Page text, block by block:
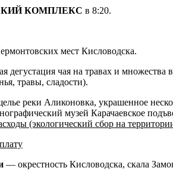
КОМПЛЕКС в 8:20.
мест Кисловодска.
дегустация чая на травах и множества
травы, сладости).
реки Аликоновка, украшенное
музей Карачаевское
(экологический сбор на
— окрестность Кисловодска, скала